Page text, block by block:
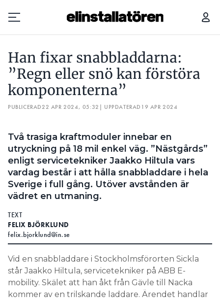
Prenumerera
Hantera prenumeration
Annonsera
Läs E-tidningen
Om tidningen
Personuppgifter
Search for:
SEARCH
Han fixar snabbladdarna:
”Regn eller snö kan förstöra
komponenterna”
PUBLICERAD22 APR 2024, 05:32 | UPPDATERAD 19 APR 2024
Två trasiga kraftmoduler innebar en
utryckning på 18 mil enkel väg. ”Nästgårds”
enligt servicetekniker Jaakko Hiltula vars
vardag består i att hålla snabbladdare i hela
Sverige i full gång. Utöver avstånden är
vädret en utmaning.
TEXT
FELIX BJÖRKLUND
felix.bjorklund@in.se
Vid en snabbladdare i Stockholmsförorten Sickla
står Jaakko Hiltula, servicetekniker på ABB E-
mobility. Skälet att han åkt från Gävle till Nacka
kommer av en trilskande laddare. Ärendet handlar